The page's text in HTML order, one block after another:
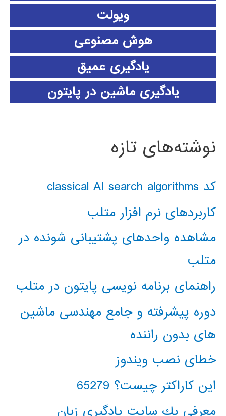
ویولت
هوش مصنوعی
یادگیری عمیق
یادگیری ماشین در پایتون
نوشته‌های تازه
کد classical AI search algorithms
کاربردهای نرم افزار متلب
مشاهده واحدهای پشتیبانی شونده در
متلب
راهنمای برنامه نویسی پایتون در متلب
دوره پیشرفته و جامع مهندسی ماشین
های بدون راننده
خطای نصب ویندوز
این کاراکتر چیست؟ 65279
معرفي يك سايت يادگيري زبان